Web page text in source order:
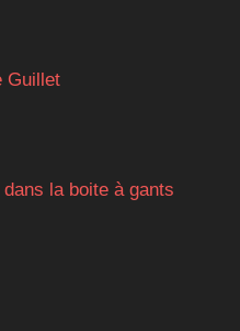
Guillet
la boite à gants